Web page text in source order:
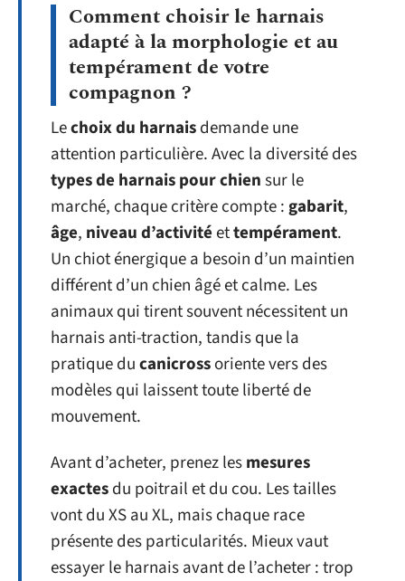
Comment choisir le harnais
adapté à la morphologie et au
tempérament de votre
compagnon ?
Lechoix du harnaisdemande une
attention particulière. Avec la diversité des
types de harnais pour chiensur le
marché, chaque critère compte :gabarit,
âge, niveau d’activitéettempérament.
Un chiot énergique a besoin d’un maintien
différent d’un chien âgé et calme. Les
animaux qui tirent souvent nécessitent un
harnais anti-traction, tandis que la
pratique ducanicrossoriente vers des
modèles qui laissent toute liberté de
mouvement.
Avant d’acheter, prenez lesmesures
exactesdu poitrail et du cou. Les tailles
vont du XS au XL, mais chaque race
présente des particularités. Mieux vaut
essayer le harnais avant de l’acheter : trop